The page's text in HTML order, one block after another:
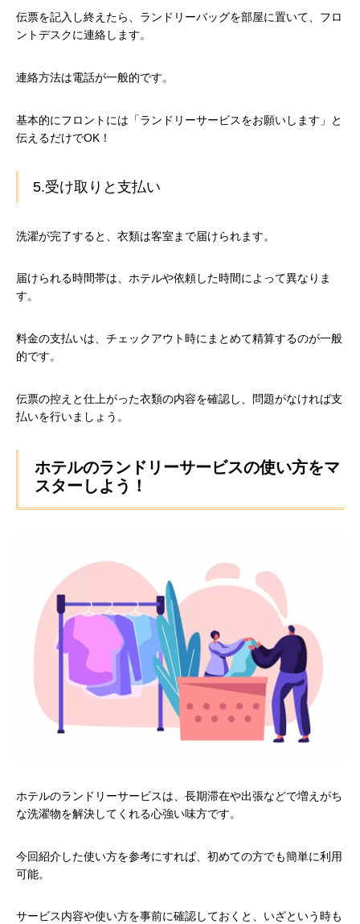
伝票を記入し終えたら、ランドリーバッグを部屋に置いて、フロ
ントデスクに連絡します。
連絡方法は電話が一般的です。
基本的にフロントには「ランドリーサービスをお願いします」と
伝えるだけでOK！
5.受け取りと支払い
洗濯が完了すると、衣類は客室まで届けられます。
届けられる時間帯は、ホテルや依頼した時間によって異なりま
す。
料金の支払いは、チェックアウト時にまとめて精算するのが一般
的です。
伝票の控えと仕上がった衣類の内容を確認し、問題がなければ支
払いを行いましょう。
ホテルのランドリーサービスの使い方をマ
スターしよう！
ホテルのランドリーサービスは、長期滞在や出張などで増えがち
な洗濯物を解決してくれる心強い味方です。
今回紹介した使い方を参考にすれば、初めての方でも簡単に利用
可能。
サービス内容や使い方を事前に確認しておくと、いざという時も